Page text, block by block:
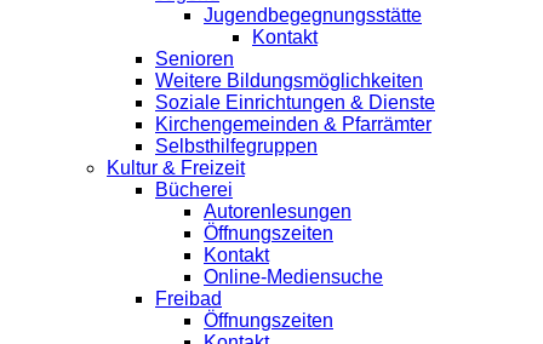
Jugendbegegnungsstätte
Kontakt
Senioren
Weitere Bildungsmöglichkeiten
Soziale Einrichtungen & Dienste
Kirchengemeinden & Pfarrämter
Selbsthilfegruppen
Kultur & Freizeit
Bücherei
Autorenlesungen
Öffnungszeiten
Kontakt
Online-Mediensuche
Freibad
Öffnungszeiten